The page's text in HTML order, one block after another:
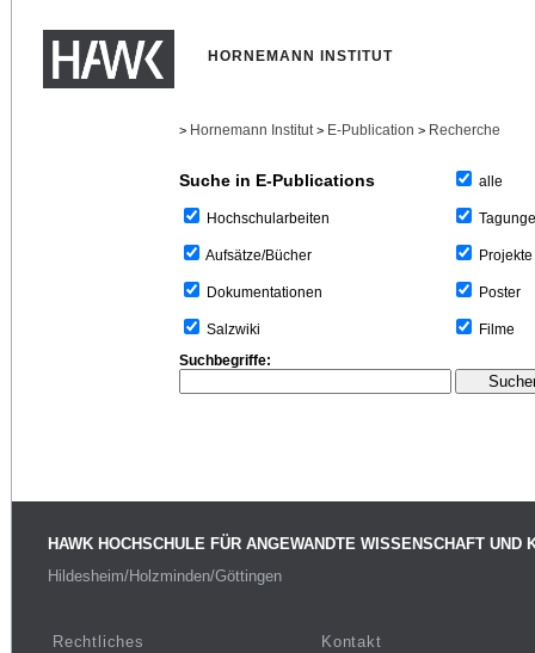
HORNEMANN INSTITUT
> Hornemann Institut > E-Publication > Recherche
Suche in E-Publications
Hochschularbeiten
Aufsätze/Bücher
Dokumentationen
Salzwiki
alle
Projekte
Poster
Filme
Suchbegriffe:
HAWK HOCHSCHULE FÜR ANGEWANDTE WISSENSCHAFT UND
Hildesheim/Holzminden/Göttingen
Rechtliches
Kontakt